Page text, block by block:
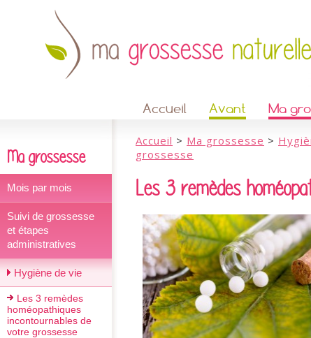
Accueil Avant Ma
Ma grossesse
Mois par mois
Suivi de grossesse
et étapes
administratives
Hygiène de vie
Les 3 remèdes
homéopathiques
incontournables de
votre grossesse
Accueil > Ma grossesse >
grossesse
Les 3 remèdes